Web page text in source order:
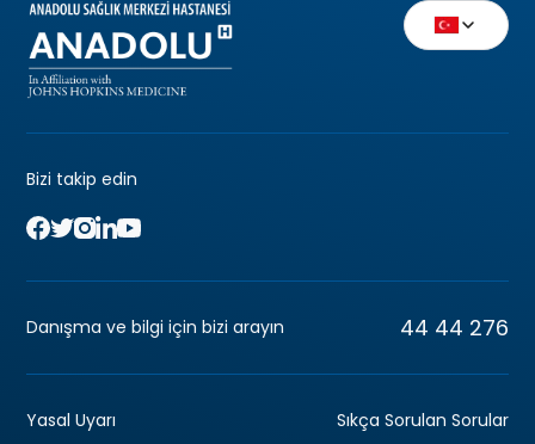
Bizi takip edin
Danışma ve bilgi için bizi arayın 44 44 276
Yasal Uyarı Sıkça Sorulan Sorular